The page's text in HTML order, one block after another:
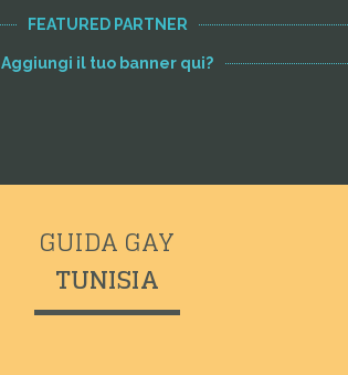
FEATURED PARTNER
Aggiungi il tuo banner qui?
GUIDA GAY
TUNISIA